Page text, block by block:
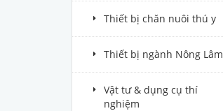
Thiết bị chăn nuôi thú y
Thiết bị ngành Nông Lâm
Vật tư & dụng cụ thí
nghiệm